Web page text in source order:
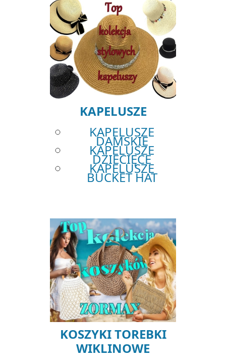
KAPELUSZE
KAPELUSZE
DAMSKIE
KAPELUSZE
DZIECIĘCE
KAPELUSZE
BUCKET HAT
KOSZYKI TOREBKI
WIKLINOWE